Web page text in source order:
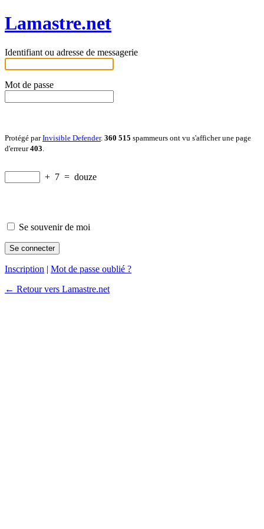
Lamastre.net
Identifiant ou adresse de messagerie
Mot de passe
Protégé parInvisible Defender. 360 515 spammeurs ont vu s'afficher une page
d'erreur403
+ 7 = douze
Se souvenir de moi
Inscription | Mot de passe oublié ?
← Retour vers Lamastre.net